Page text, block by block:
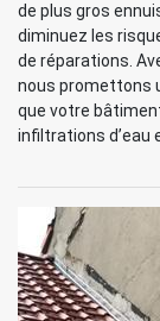
de plus gros
diminuez les
de réparations.
nous promettons
que votre
infiltrations d’eau